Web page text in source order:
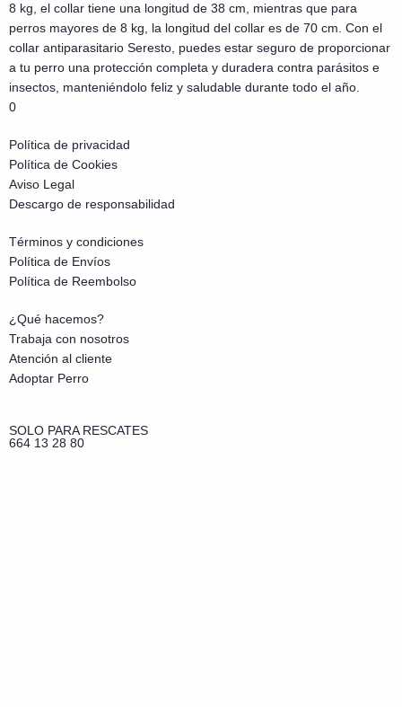
8 kg, el collar tiene una longitud de 38 cm, mientras que para
perros mayores de 8 kg, la longitud del collar es de 70 cm. Con el
collar antiparasitario Seresto, puedes estar seguro de proporcionar
a tu perro una protección completa y duradera contra parásitos e
insectos, manteniéndolo feliz y saludable durante todo el año.
0
Política de privacidad
Política de Cookies
Aviso Legal
Descargo de responsabilidad
Términos y condiciones
Política de Envíos
Política de Reembolso
¿Qué hacemos?
Trabaja con nosotros
Atención al cliente
Adoptar Perro
SOLO PARA RESCATES
664 13 28 80